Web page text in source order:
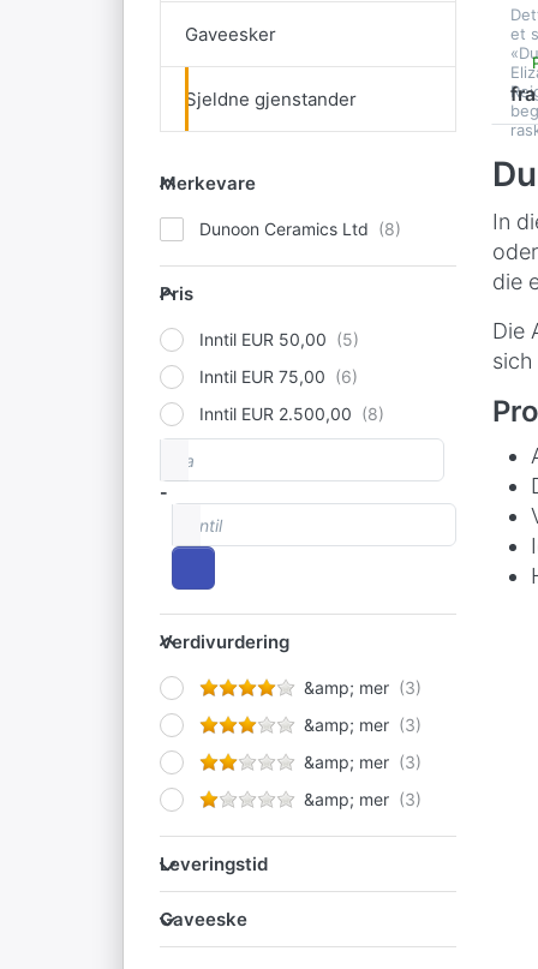
Gaveesker
Sjeldne gjenstander
Merkevare
Merkevare
Dunoon Ceramics Ltd
Pris
Pris
Inntil EUR 50,00
Inntil EUR 75,00
Inntil EUR 2.500,00
Prisintervall
-
Verdivurdering
Verdivurdering
&amp; mer
&amp; mer
&amp; mer
&amp; mer
Leveringstid
Leveringstid
Gaveeske
Gaveeske
et
In
die
Die
sich